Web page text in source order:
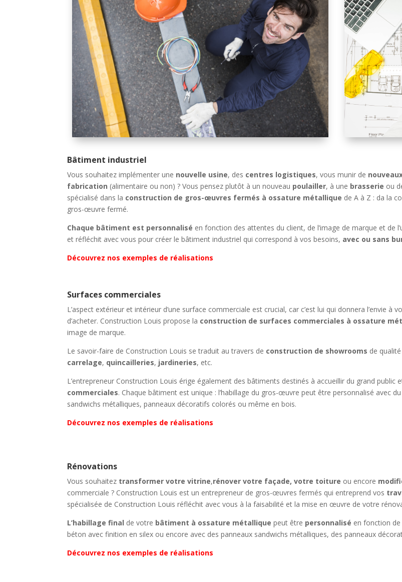
Bâtiment industriel
Vous souhaitez implémenter une nouvelle usine, des centres logistiques, vous munir de
fabrication (alimentaire ou non) ? Vous pensez plutôt à un nouveau poulailler, à une brasserie ou
spécialisé dans la construction de gros-œuvres fermés à ossature métallique de A à Z : da la
gros-œuvre fermé.
Chaque bâtiment est personnalisé en fonction des attentes du client, de l’image de marque et de
et réfléchit avec vous pour créer le bâtiment industriel qui correspond à vos besoins, avec ou sans
Découvrez nos exemples de réalisations
Surfaces commerciales
L’aspect extérieur et intérieur d’une surface commerciale est crucial, car c’est lui qui donnera l’envie
d’acheter. Construction Louis propose la construction de surfaces commerciales à ossature
image de marque.
Le savoir-faire de Construction Louis se traduit au travers de construction de showrooms de
carrelage, quincailleries, jardineries, etc.
L’entrepreneur Construction Louis érige également des bâtiments destinés à accueillir du grand public
commerciales. Chaque bâtiment est unique : l’habillage du gros-œuvre peut être personnalisé avec
sandwichs métalliques, panneaux décoratifs colorés ou même en bois.
Découvrez nos exemples de réalisations
Rénovations
Vous souhaitez transformer votrevitrine,rénover votre façade, votre toiture ou encore
commerciale ? Construction Louis est un entrepreneur de gros-œuvres fermés qui entreprend vos
spécialisée de Construction Louis réfléchit avec vous à la faisabilité et la mise en œuvre de votre
L’habillage final de votre bâtiment à ossature métalliquepeut être personnalisé en fonction
béton avec finition en silex ou encore avec des panneaux sandwichs métalliques, des panneaux
Découvrez nos exemples de réalisations